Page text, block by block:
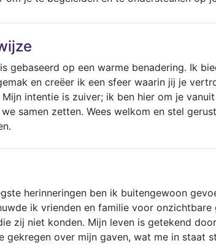
gebaseerd op een warme benadering. Ik
en creëer ik een sfeer waarin jij je
Mijn intentie is zuiver; ik ben hier om je
samen zetten. Wees welkom en stel
herinneringen ben ik buitengewoon
ik vrienden en familie voor
zij niet konden. Mijn leven is getekend
gekregen over mijn gaven, wat me in staat